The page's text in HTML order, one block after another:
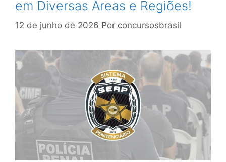
em Diversas Áreas e Regiões!
12 de junho de 2026 Por concursosbrasil